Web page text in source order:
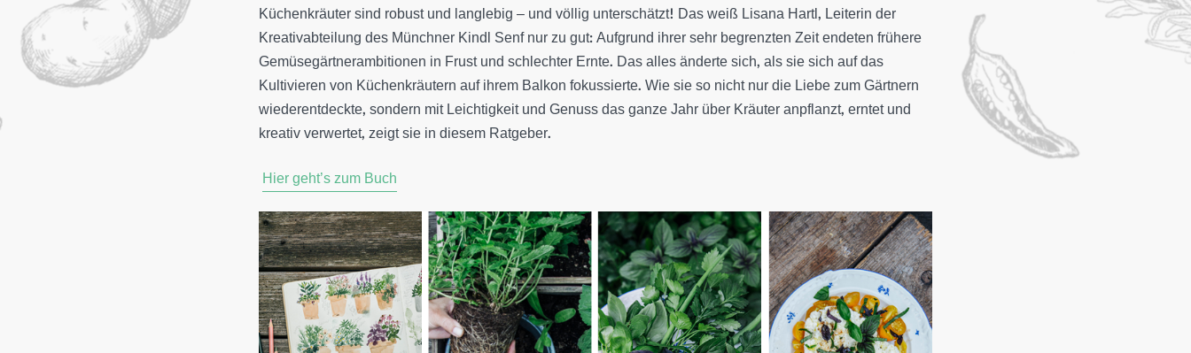
Küchenkräuter sind robust und langlebig – und völlig unterschätzt! Das weiß Lisana Hartl, Leiterin der
Kreativabteilung des Münchner Kindl Senf nur zu gut: Aufgrund ihrer sehr begrenzten Zeit endeten frühere
Gemüsegärtnerambitionen in Frust und schlechter Ernte. Das alles änderte sich, als sie sich auf das
Kultivieren von Küchenkräutern auf ihrem Balkon fokussierte. Wie sie so nicht nur die Liebe zum Gärtnern
wiederentdeckte, sondern mit Leichtigkeit und Genuss das ganze Jahr über Kräuter anpflanzt, erntet und
kreativ verwertet, zeigt sie in diesem Ratgeber.
Hier geht’s zum Buch